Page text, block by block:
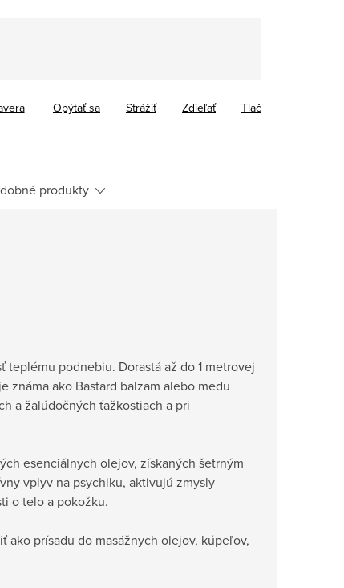
Tlač
Opýtať sa Strážiť Zdieľať
produkty
podnebiu. Dorastá až do 1 metrovej
známa ako Bastard balzam alebo medu
a žalúdočných ťažkostiach a pri
esenciálnych olejov, získaných šetrným
vplyv na psychiku, aktivujú zmysly
o telo a pokožku.
prísadu do masážnych olejov, kúpeľov,